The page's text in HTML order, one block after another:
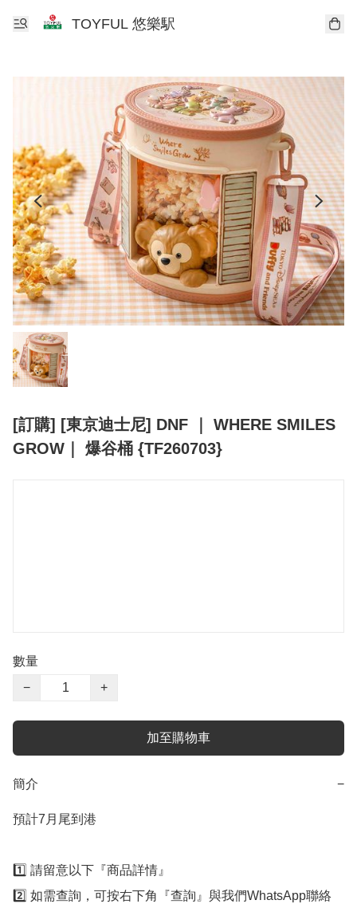
TOYFUL 悠樂駅
[訂購] [東京迪士尼] DNF ｜ WHERE SMILES
GROW｜ 爆谷桶 {TF260703}
數量
−
+
加至購物車
簡介 −
預計7月尾到港
1️⃣ 請留意以下『商品詳情』
2️⃣ 如需查詢，可按右下角『查詢』與我們WhatsApp聯絡